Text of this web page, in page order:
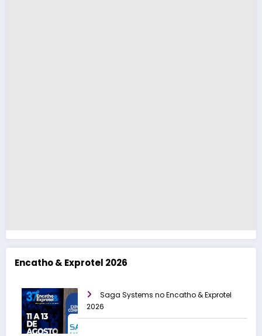
Encatho & Exprotel 2026
Saga Systems no Encatho & Exprotel
2026